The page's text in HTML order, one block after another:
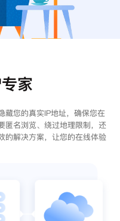
家
藏您的真实IP地址，确保您在
匿名浏览、绕过地理限制，还
的解决方案，让您的在线体验